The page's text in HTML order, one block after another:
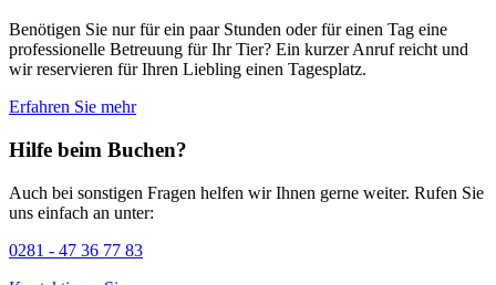
Benötigen Sie nur für ein paar Stunden oder für einen Tag eine
professionelle Betreuung für Ihr Tier? Ein kurzer Anruf reicht und
wir reservieren für Ihren Liebling einen Tagesplatz.
Erfahren Sie mehr
Hilfe beim Buchen?
Auch bei sonstigen Fragen helfen wir Ihnen gerne weiter. Rufen Sie
uns einfach an unter:
0281 - 47 36 77 83